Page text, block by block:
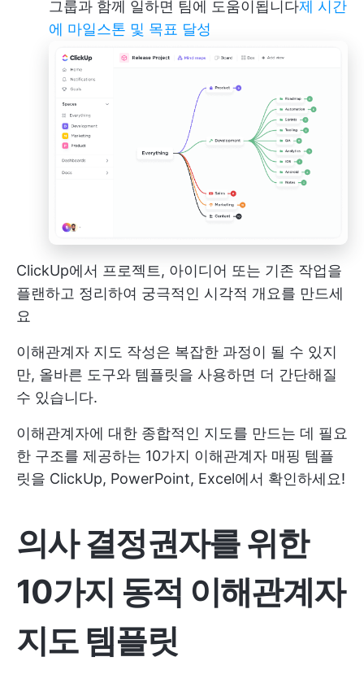
그룹과 함께 일하면 팀에 도움이됩니다제 시간
에 마일스톤 및 목표 달성
ClickUp에서 프로젝트, 아이디어 또는 기존 작업을
플랜하고 정리하여 궁극적인 시각적 개요를 만드세
요
이해관계자 지도 작성은 복잡한 과정이 될 수 있지
만, 올바른 도구와 템플릿을 사용하면 더 간단해질
수 있습니다.
이해관계자에 대한 종합적인 지도를 만드는 데 필요
한 구조를 제공하는 10가지 이해관계자 매핑 템플
릿을 ClickUp, PowerPoint, Excel에서 확인하세요!
의사 결정권자를 위한
10가지 동적 이해관계자
지도 템플릿